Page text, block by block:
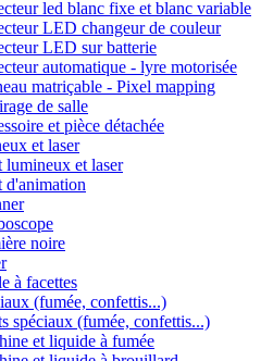
led blanc fixe et blanc variable
LED changeur de couleur
LED sur batterie
automatique - lyre motorisée
matriçable - Pixel mapping
de salle
et pièce détachée
et laser
lumineux et laser
d'animation
noire
à facettes
(fumée, confettis...)
spéciaux (fumée, confettis...)
et liquide à fumée